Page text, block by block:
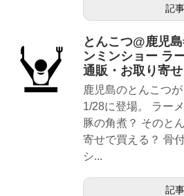
記
とんこつ@鹿児
ンミンショー ラ
通販・お取り寄
鹿児島のとんこつ
1/28に登場。 ラー
豚の角煮？ そのと
寄せで買える？ 骨
シ...
記